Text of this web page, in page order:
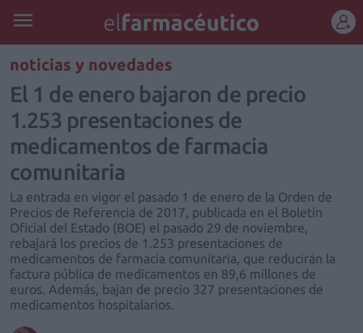
REGÍSTRATE
noticias y novedades
El 1 de enero bajaron de precio
1.253 presentaciones de
medicamentos de farmacia
comunitaria
La entrada en vigor el pasado 1 de enero de la Orden de
Precios de Referencia de 2017, publicada en el Boletín
Oficial del Estado (BOE) el pasado 29 de noviembre,
rebajará los precios de 1.253 presentaciones de
medicamentos de farmacia comunitaria, que reducirán la
factura pública de medicamentos en 89,6 millones de
euros. Además, bajan de precio 327 presentaciones de
medicamentos hospitalarios.